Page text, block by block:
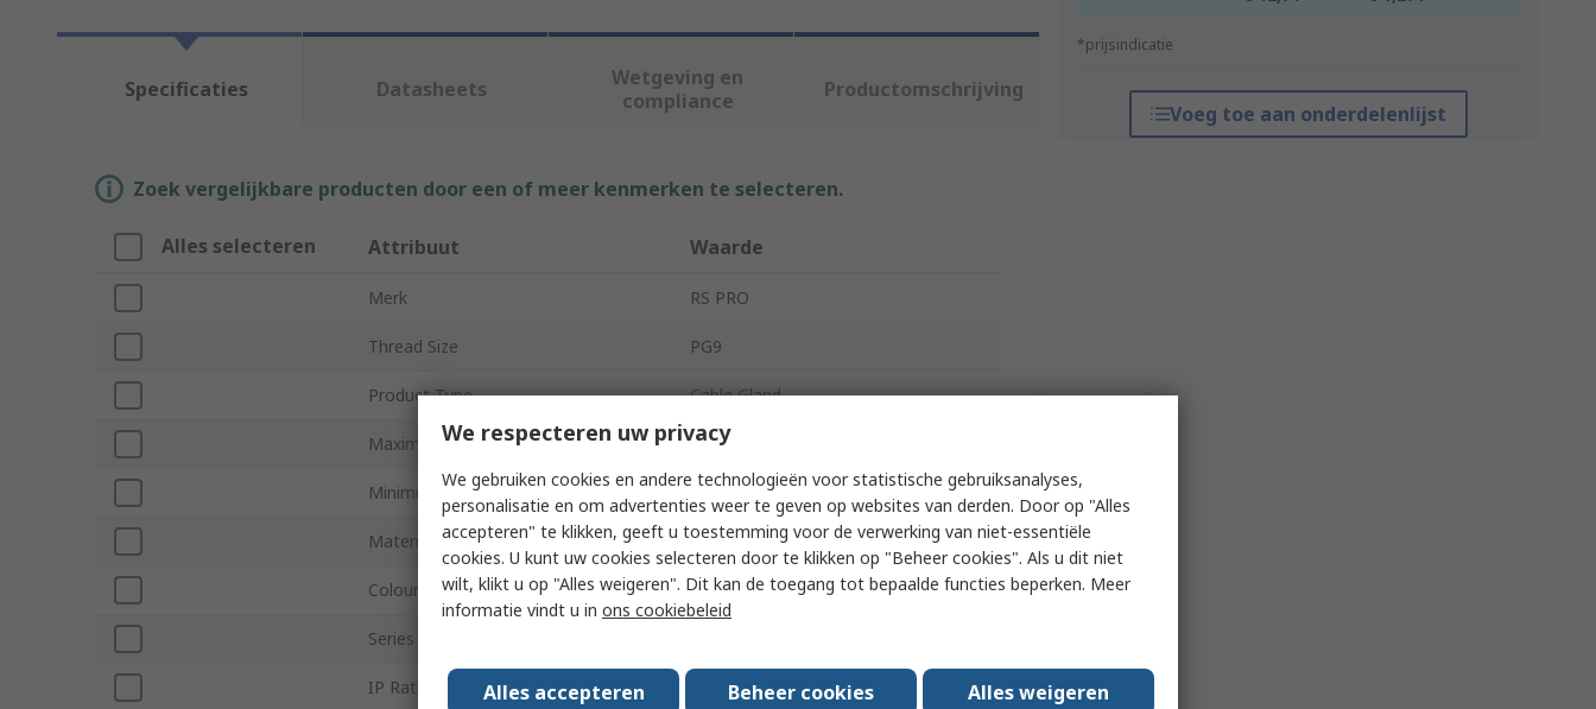
*prijsindicatie
Voeg toe aan onderdelenlijst
Specificaties Datasheets
Wetgeving en
compliance
Productomschrijving
Zoek vergelijkbare producten door een of meer kenmerken te selecteren.
Alles selecteren Attribuut Waarde
Merk RS PRO
Thread Size PG9
Product Type Cable Gland
Maximum Cable Diameter 8mm
Minimum Cable Diameter 4mm
Material Polyamide 66
Colour Grey
Series
IP Rating
We respecteren uw privacy
We gebruiken cookies en andere technologieën voor statistische gebruiksanalyses,
personalisatie en om advertenties weer te geven op websites van derden. Door op "Alles
accepteren" te klikken, geeft u toestemming voor de verwerking van niet-essentiële
cookies. U kunt uw cookies selecteren door te klikken op "Beheer cookies". Als u dit niet
wilt, klikt u op "Alles weigeren". Dit kan de toegang tot bepaalde functies beperken. Meer
informatie vindt u in ons cookiebeleid
Alles accepteren Beheer cookies Alles weigeren